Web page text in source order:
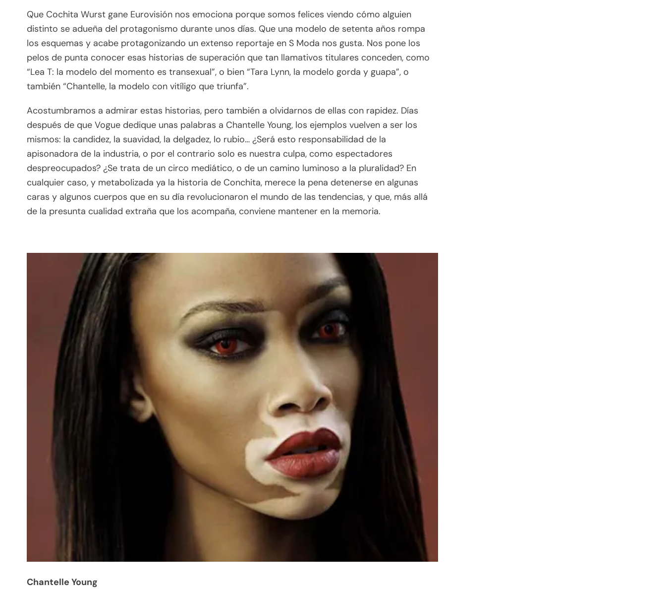
Que Cochita Wurst gane Eurovisión nos emociona porque somos felices viendo cómo alguien
distinto se adueña del protagonismo durante unos días. Que una modelo de setenta años rompa
los esquemas y acabe protagonizando un extenso reportaje en S Moda nos gusta. Nos pone los
pelos de punta conocer esas historias de superación que tan llamativos titulares conceden, como
“Lea T: la modelo del momento es transexual”, o bien “Tara Lynn, la modelo gorda y guapa”, o
también “Chantelle, la modelo con vitíligo que triunfa”.
Acostumbramos a admirar estas historias, pero también a olvidarnos de ellas con rapidez. Días
después de que Vogue dedique unas palabras a Chantelle Young, los ejemplos vuelven a ser los
mismos: la candidez, la suavidad, la delgadez, lo rubio… ¿Será esto responsabilidad de la
apisonadora de la industria, o por el contrario solo es nuestra culpa, como espectadores
despreocupados? ¿Se trata de un circo mediático, o de un camino luminoso a la pluralidad? En
cualquier caso, y metabolizada ya la historia de Conchita, merece la pena detenerse en algunas
caras y algunos cuerpos que en su día revolucionaron el mundo de las tendencias, y que, más allá
de la presunta cualidad extraña que los acompaña, conviene mantener en la memoria.
Chantelle Young